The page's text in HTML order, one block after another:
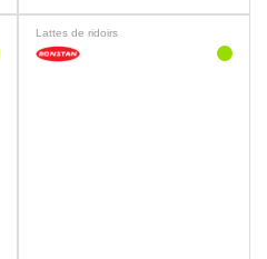
Lattes de ridoirs